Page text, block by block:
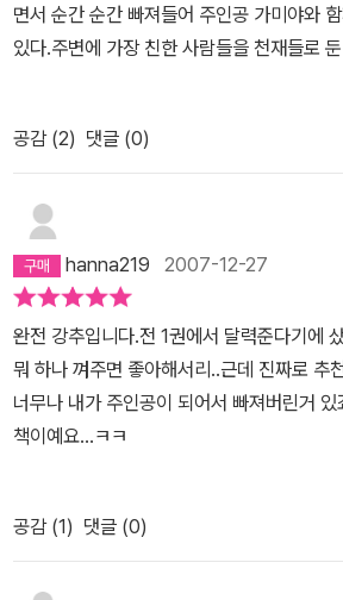
면서 순간 순간 빠져들어 주인공 가미야와
있다.주변에 가장 친한 사람들을 천재들로
더 이상 앞으로 나가지 못한다는 한계에 부
서는 축구를 그만둔다. 그러다 가장 친한 친
루고 육상부에 들어가면서 점점 자신만의
인의 기록이 가장 중요한 육상레이스에서
찾으며, 자신과 자신의 레이스에서 점차 성
공감 (2) 댓글 (0)
hanna219 2007-12-27
완전 강추입니다.전 1권에서 달력준다기에
뭐 하나 껴주면 좋아해서리..근데 진짜로 추
너무나 내가 주인공이 되어서 빠져버린거
책이예요...ㅋㅋ
공감 (1) 댓글 (0)